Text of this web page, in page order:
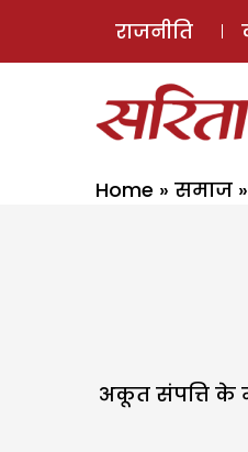
राजनीति
Home » समाज »
अकूत संपत्ति के